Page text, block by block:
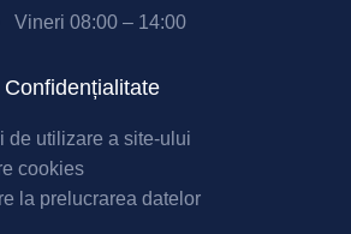
Vineri 08:00 – 14:00
Confidențialitate
de utilizare a site-ului
cookies
la prelucrarea datelor